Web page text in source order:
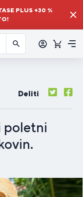
PLUS +30 %
Deliti
poletni